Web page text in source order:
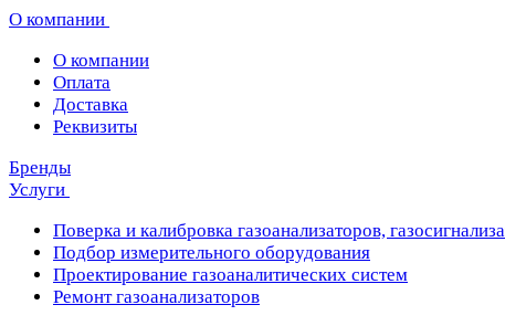
О компании
О компании
Оплата
Доставка
Реквизиты
Бренды
Услуги
Поверка и калибровка газоанализаторов,
Подбор измерительного оборудования
Проектирование газоаналитических систем
Ремонт газоанализаторов